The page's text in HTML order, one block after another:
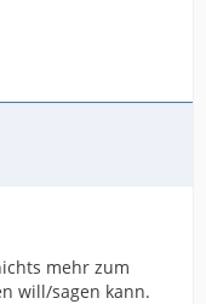
mehr zum
will/sagen kann.